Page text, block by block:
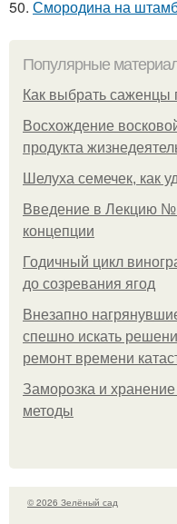
50. Смородина на
Популярные
Как выбрать саженцы
Восхождение
продукта
Шелуха семечек, как
Введение в Лекцию №
концепции
Годичный цикл
до созревания ягод
Внезапно
спешно искать
ремонт времени
Заморозка и
методы
© 2026 Зелёный сад